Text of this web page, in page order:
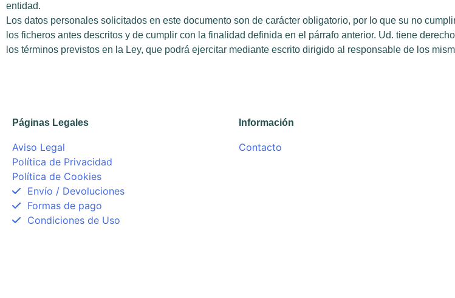
entidad.
Los datos personales solicitados en este documento son de carácter obligatorio, por lo que su no
los ficheros antes descritos y de cumplir con la finalidad definida en el párrafo anterior. Ud. tiene
los términos previstos en la Ley, que podrá ejercitar mediante escrito dirigido al responsable de los
Páginas Legales
Aviso Legal
Política de Privacidad
Política de Cookies
Envío / Devoluciones
Formas de pago
Condiciones de Uso
Información
Contacto